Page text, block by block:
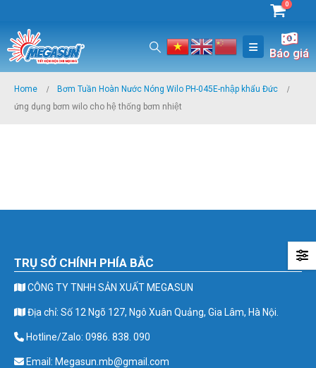
0
Báo giá
Home
Bơm Tuần Hoàn Nước Nóng Wilo PH-045E-nhập khẩu Đức
ứng dụng bơm wilo cho hệ thống bơm nhiệt
TRỤ SỞ CHÍNH PHÍA BẮC
CÔNG TY TNHH SẢN XUẤT MEGASUN
Địa chỉ: Số 12 Ngõ 127, Ngô Xuân Quảng, Gia Lâm, Hà Nội.
Hotline/Zalo: 0986. 838. 090
Email: Megasun.mb@gmail.com